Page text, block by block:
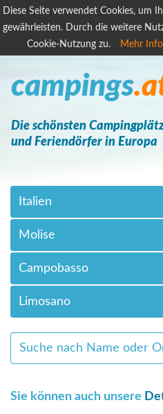
Diese Seite verwendet Cookies, um
gewährleisten. Durch die weitere
Cookie-Nutzung zu.
Mehr
campings
Die schönsten
und Feriendörfer in Europa
Italien
Molise
Campobasso
Limosano
Sie können auch unsere